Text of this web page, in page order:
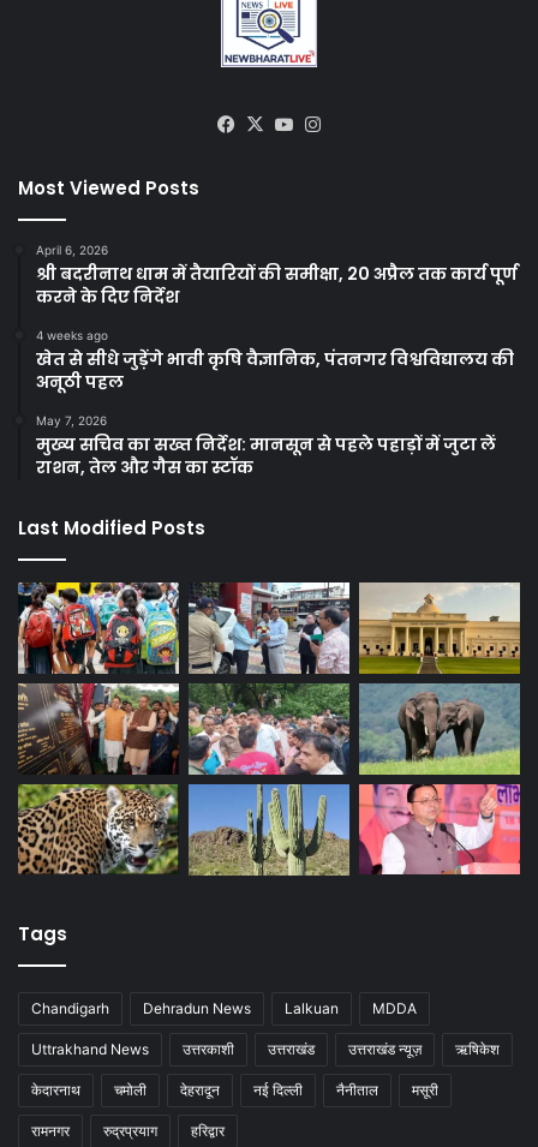
Facebook
X YouTube
Most Viewed Posts
April 6, 2026
श्री बदरीनाथ धाम में तैयारियों की समीक्षा, 20 अप्रैल तक कार्य पूर्ण
करने के दिए निर्देश
4 weeks ago
खेत से सीधे जुड़ेंगे भावी कृषि वैज्ञानिक, पंतनगर विश्वविद्यालय की
अनूठी पहल
May 7, 2026
मुख्य सचिव का सख्त निर्देश: मानसून से पहले पहाड़ों में जुटा लें
राशन, तेल और गैस का स्टॉक
Last Modified Posts
Tags
Chandigarh Dehradun News Lalkuan MDDA
Uttrakhand News उत्तरकाशी उत्तराखंड उत्तराखंड न्यूज़ ऋषिकेश
केदारनाथ चमोली देहरादून नई दिल्ली नैनीताल मसूरी
रामनगर रुद्रप्रयाग हरिद्वार